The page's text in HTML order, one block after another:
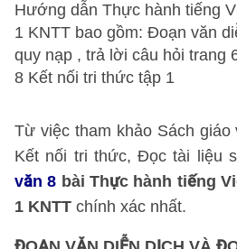
Hướng dẫn Thực hành tiếng
1 KNTT bao gồm: Đoạn văn
quy nạp , trả lời câu hỏi trang
8 Kết nối tri thức tập 1
Từ việc tham khảo Sách
Kết nối tri thức, Đọc tài liệu
văn 8 bài Thực hành tiếng
1 KNTT chính xác nhất.